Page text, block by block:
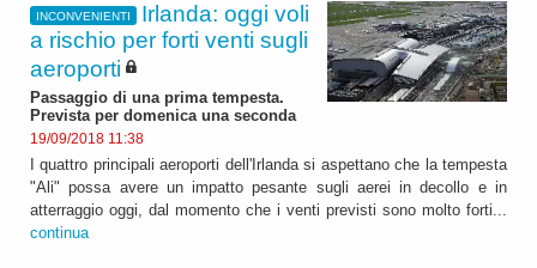
INCONVENIENTI
Irlanda: oggi voli
a rischio per forti venti sugli
aeroporti
Passaggio di una prima tempesta.
Prevista per domenica una seconda
19/09/2018 11:38
I quattro principali aeroporti dell'Irlanda si aspettano che la tempesta
"Ali" possa avere un impatto pesante sugli aerei in decollo e in
atterraggio oggi, dal momento che i venti previsti sono molto forti...
continua